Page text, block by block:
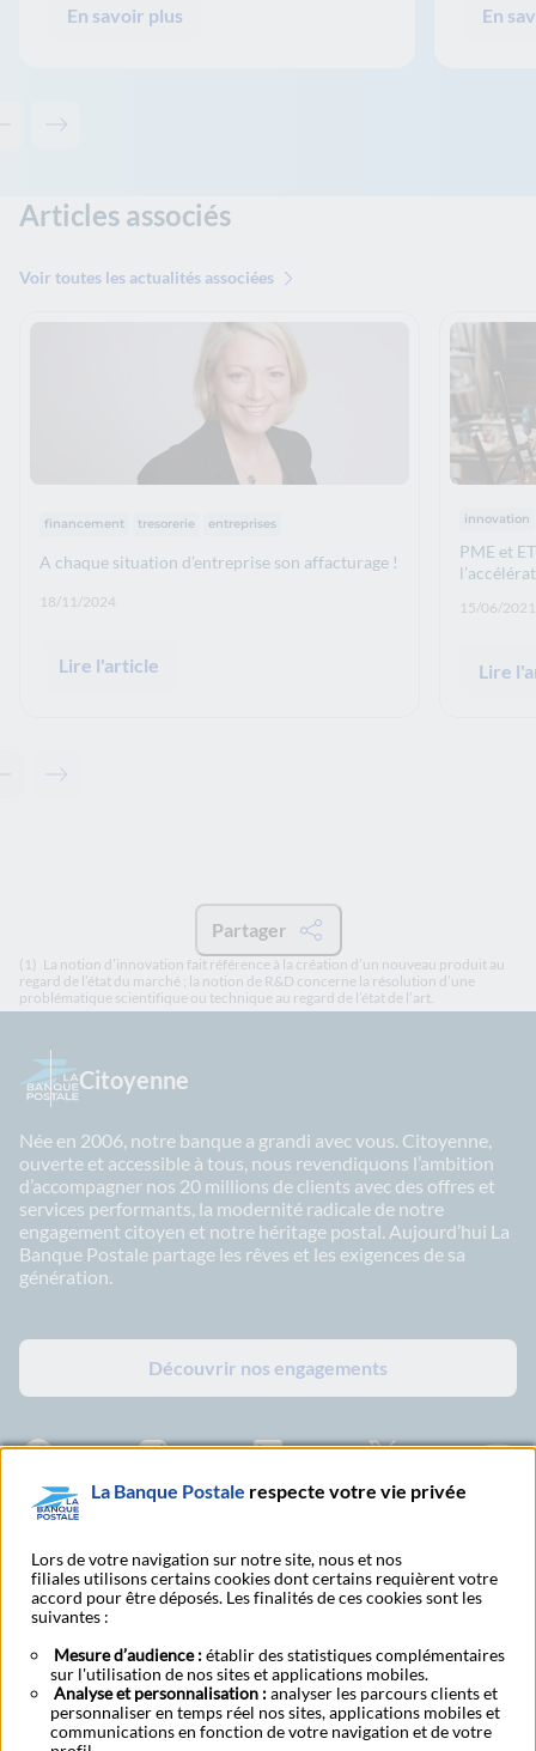
En savoir plus En
Contenu précédent - Les solutions de La Banque Postale
Contenu suivant - Les solutions de La Banque Postale
Articles associés
Voir toutes les actualités associées
Thématiques :
financement tresorerie entreprises
A chaque situation d’entreprise son affacturage !
Date de publication: :
18/11/2024
Lire l'article
innovation
PME et
Date de
15/06/2021
Lire
Contenu précédent - Articles associés
Contenu suivant - Articles associés
Partager
(1) La notion d’innovation fait référence à la création d’un nouveau produit au
regard de l’état du marché ; la notion de R&D concerne la résolution d’une
problématique scientifique ou technique au regard de l’état de l’art.
Citoyenne
Née en 2006, notre banque a grandi avec vous. Citoyenne,
ouverte et accessible à tous, nous revendiquons l’ambition
d’accompagner nos 20 millions de clients avec des offres et
services performants, la modernité radicale de notre
engagement citoyen et notre héritage postal. Aujourd’hui La
Banque Postale partage les rêves et les exigences de sa
génération.
Découvrir nos engagements
Facebook - La Banque Postale
Instagram - La Banque Postale
Linkedin - La Banque Postale
X - La Banque
Mentions légalesCGUAccessibiliteDonnées personnellesCookies
BFI - Banque de Financement et d'Investissement Transparence fiscale
La Banque Postale respecte votre vie privée
Lors de votre navigation sur notre site, nous et nos
filiales utilisons certains cookies dont certains requièrent votre
accord pour être déposés. Les finalités de ces cookies sont les
suivantes :
Mesure d’audience :établir des statistiques complémentaires
sur l'utilisation de nos sites et applications mobiles.
Analyse et personnalisation :analyser les parcours clients et
personnaliser en temps réel nos sites, applications mobiles et
communications en fonction de votre navigation et de votre